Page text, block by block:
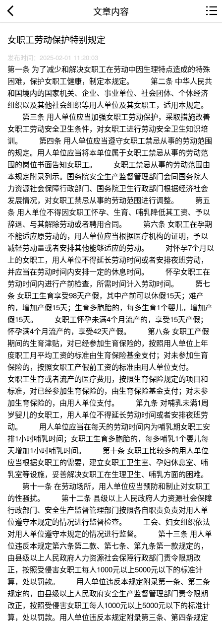
文章内容
女职工劳动保护特别规定
发布时间：2025-02-01 11:20:03
第一条 为了减少和解决女职工在劳动中因生理特点造成的特殊
困难，保护女职工健康，制定本规定。 第二条 中华人民共
和国境内的国家机关、企业、事业单位、社会团体、个体经济
组织以及其他社会组织等用人单位及其女职工，适用本规定。
第三条 用人单位应当加强女职工劳动保护，采取措施改善
女职工劳动安全卫生条件，对女职工进行劳动安全卫生知识培
训。 第四条 用人单位应当遵守女职工禁忌从事的劳动范围
的规定。用人单位应当将本单位属于女职工禁忌从事的劳动范
围的岗位书面告知女职工。 女职工禁忌从事的劳动范围由
本规定附录列示。国务院安全生产监督管理部门会同国务院人
力资源社会保障行政部门、国务院卫生行政部门根据经济社会
发展情况，对女职工禁忌从事的劳动范围进行调整。 第五
条 用人单位不得因女职工怀孕、生育、哺乳降低其工资、予以
辞退、与其解除劳动或者聘用合同。 第六条 女职工在孕期
不能适应原劳动的，用人单位应当根据医疗机构的证明，予以
减轻劳动量或者安排其他能够适应的劳动。 对怀孕7个月以
上的女职工，用人单位不得延长劳动时间或者安排夜班劳动，
并应当在劳动时间内安排一定的休息时间。 怀孕女职工在
劳动时间内进行产前检查，所需时间计入劳动时间。 第七
条 女职工生育享受98天产假，其中产前可以休假15天；难产
的，增加产假15天；生育多胞胎的，每多生育1个婴儿，增加产
假15天。 女职工怀孕未满4个月流产的，享受15天产假；
怀孕满4个月流产的，享受42天产假。 第八条 女职工产假
期间的生育津贴，对已经参加生育保险的，按照用人单位上年
度职工月平均工资的标准由生育保险基金支付；对未参加生育
保险的，按照女职工产假前工资的标准由用人单位支付。
女职工生育或者流产的医疗费用，按照生育保险规定的项目和
标准，对已经参加生育保险的，由生育保险基金支付；对未参
加生育保险的，由用人单位支付。 第九条 对哺乳未满1周
岁婴儿的女职工，用人单位不得延长劳动时间或者安排夜班劳
动。 用人单位应当在每天的劳动时间内为哺乳期女职工安
排1小时哺乳时间；女职工生育多胞胎的，每多哺乳1个婴儿每
天增加1小时哺乳时间。 第十条 女职工比较多的用人单位
应当根据女职工的需要，建立女职工卫生室、孕妇休息室、哺
乳室等设施，妥善解决女职工在生理卫生、哺乳方面的困难。
第十一条 在劳动场所，用人单位应当预防和制止对女职工
的性骚扰。 第十二条 县级以上人民政府人力资源社会保障
行政部门、安全生产监督管理部门按照各自职责负责对用人单
位遵守本规定的情况进行监督检查。 工会、妇女组织依法
对用人单位遵守本规定的情况进行监督。 第十三条 用人单
位违反本规定第六条第二款、第七条、第九条第一款规定的，
由县级以上人民政府人力资源社会保障行政部门责令限期改
正，按照受侵害女职工每人1000元以上5000元以下的标准计
算，处以罚款。 用人单位违反本规定附录第一条、第二条
规定的，由县级以上人民政府安全生产监督管理部门责令限期
改正，按照受侵害女职工每人1000元以上5000元以下的标准计
算，处以罚款。用人单位违反本规定附录第三条、第四条规定